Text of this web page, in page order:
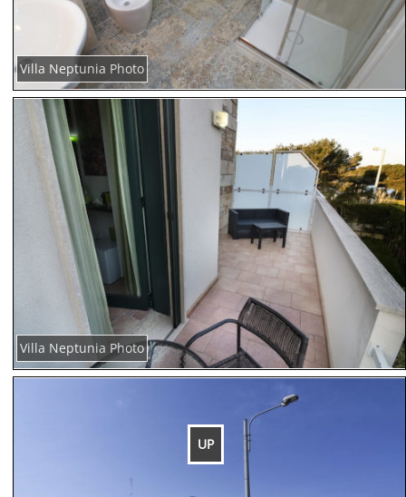
UP
Villa Neptunia Photo
Villa Neptunia Photo